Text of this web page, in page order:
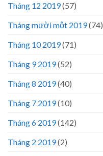
Tháng 12 2019(57)
Tháng mười một 2019(74)
Tháng 10 2019(71)
Tháng 9 2019(52)
Tháng 8 2019(40)
Tháng 7 2019(10)
Tháng 6 2019(142)
Tháng 2 2019(2)